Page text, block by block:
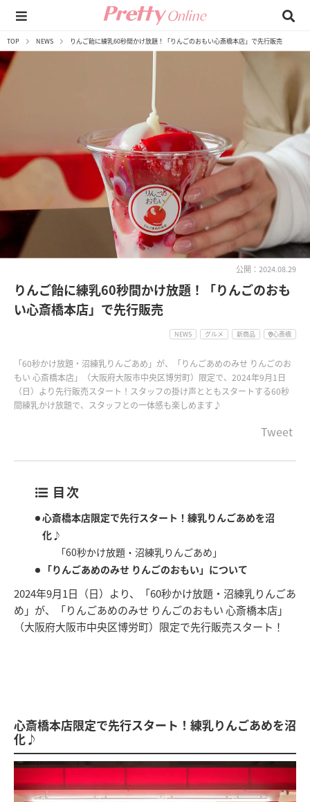
TOP NEWS りんご飴に練乳60秒間かけ放題！「りんごのおもい心斎橋本店」で先行販売
公開：2024.08.29
りんご飴に練乳60秒間かけ放題！「りんごのおも
い心斎橋本店」で先行販売
NEWS グルメ 新商品 心斎橋
「60秒かけ放題・沼練乳りんごあめ」が、「りんごあめのみせ りんごのお
もい 心斎橋本店」（大阪府大阪市中央区博労町）限定で、2024年9月1日
（日）より先行販売スタート！スタッフの掛け声とともスタートする60秒
間練乳かけ放題で、スタッフとの一体感も楽しめます♪
Tweet
目次
心斎橋本店限定で先行スタート！練乳りんごあめを沼
化♪
「60秒かけ放題・沼練乳りんごあめ」
「りんごあめのみせ りんごのおもい」について
2024年9月1日（日）より、「60秒かけ放題・沼練乳りんごあ
め」が、「りんごあめのみせ りんごのおもい 心斎橋本店」
（大阪府大阪市中央区博労町）限定で先行販売スタート！
心斎橋本店限定で先行スタート！練乳りんごあめを沼
化♪